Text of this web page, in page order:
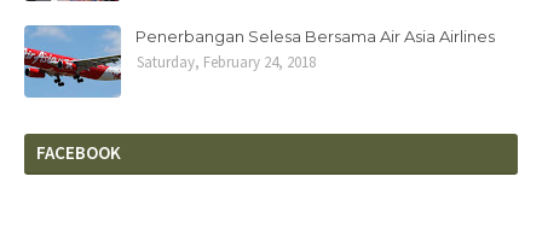
Penerbangan Selesa Bersama Air Asia Airlines
Saturday, February 24, 2018
FACEBOOK